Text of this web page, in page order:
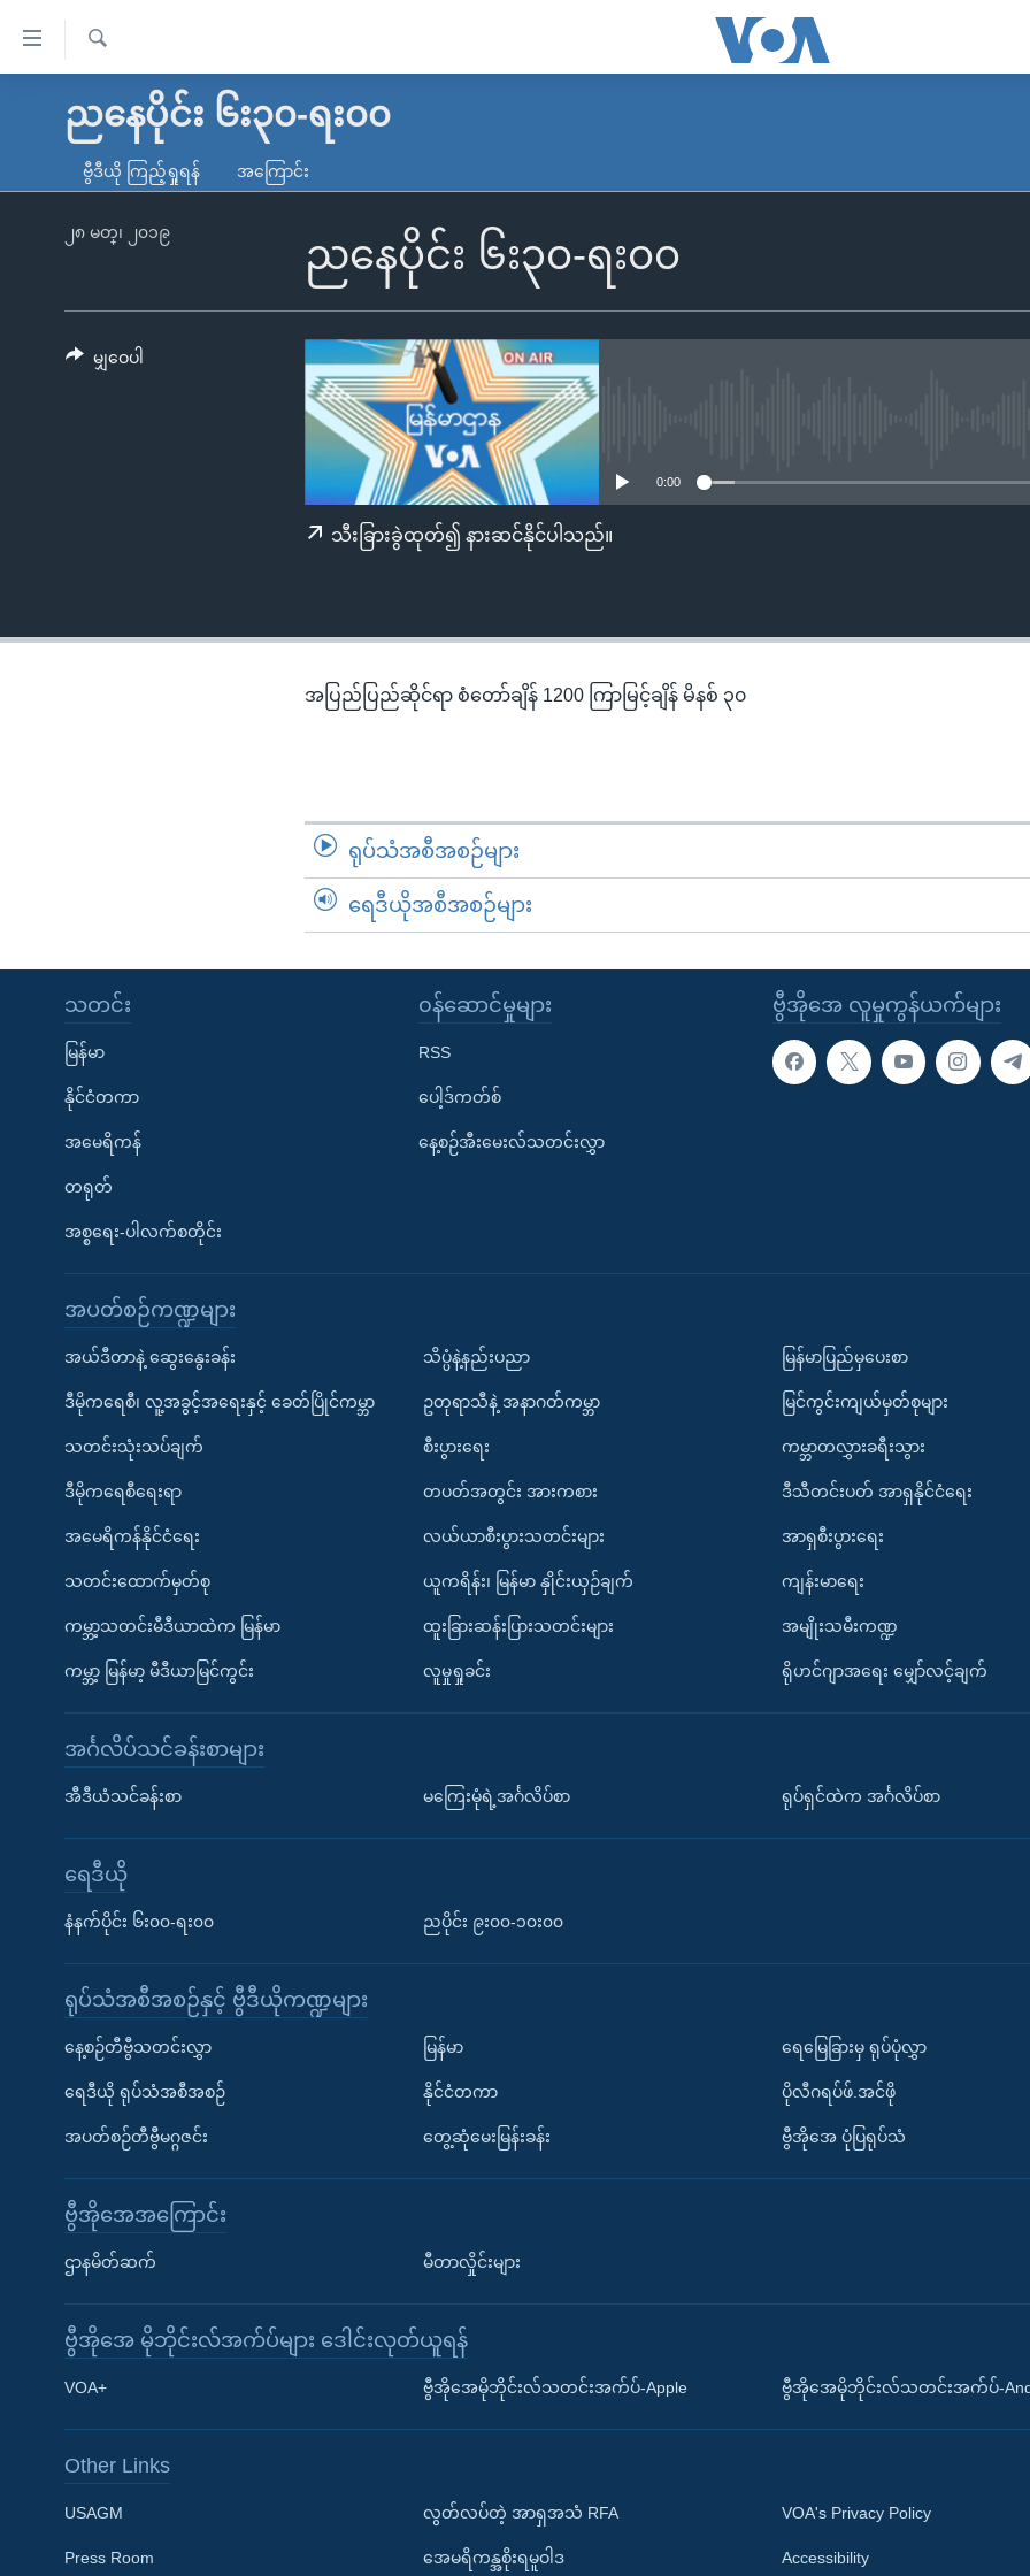
လွယ်ကူ
သည့်
ကျော်
မူလစာမျက်နှာ
ကမ္ဘာ့သတင်းများ
နိုင်ငံတကာ
တရုတ်
အစ္စရေး-ပါလက်စတိုင်း
ရပ်ဝန်းတခု လမ်းတခု အလွန်
အင်္ဂလိပ်စာလေ့လာမယ်
Learning English
ဘာသာစကားများ
ရ
လာ
ညနေပိုင်း ၆း၃၀-ရး၀၀
ဗွီဒီယို ကြည့်ရှုရန် အကြောင်း
ညနေပိုင်း ၆း၃၀-ရး၀၀
၂၈ မတ္၊ ၂၀၁၉
0:00
သီးခြားခွဲထုတ်၍ နားဆင်နိုင်ပါသည်။
မျှဝေပါ
အပြည်ပြည်ဆိုင်ရာ စံတော်ချိန် 1200 ကြာမြင့်ချိန် မိနစ် ၃၀
ရုပ်သံအစီအစဉ်များ
ရေဒီယိုအစီအစဉ်များ
ဗွီအိုအေ လူမှုကွန်ယက်များ
သတင်း
မြန်မာ
နိုင်ငံတကာ
အမေရိကန်
တရုတ်
အစ္စရေး-ပါလက်စတိုင်း
၀န်ဆောင်မှုများ
RSS
ပေါ့ဒ်ကတ်စ်
နေ့စဉ်အီးမေးလ်သတင်းလွှာ
အပတ်စဉ်ကဏ္ဍများ
အယ်ဒီတာနဲ့ ဆွေးနွေးခန်း
ဒီမိုကရေစီ၊ လူ့အခွင့်အရေးနှင့် ခေတ်ပြိုင်ကမ္ဘာ
သတင်းသုံးသပ်ချက်
ဒီမိုကရေစီရေးရာ
အမေရိကန်နိုင်ငံရေး
သတင်းထောက်မှတ်စု
ကမ္ဘာ့သတင်းမီဒီယာထဲက မြန်မာ
ကမ္ဘာ့ မြန်မာ့ မီဒီယာမြင်ကွင်း
သိပ္ပံနဲ့နည်းပညာ
ဥတုရာသီနဲ့ အနာဂတ်ကမ္ဘာ
စီးပွားရေး
တပတ်အတွင်း အားကစား
လယ်ယာစီးပွားသတင်းများ
ယူကရိန်း၊ မြန်မာ နှိုင်းယှဉ်ချက်
ထူးခြားဆန်းပြားသတင်းများ
လူမှုရှုခင်း
မြန်မာပြည်မှပေးစာ
မြင်ကွင်းကျယ်မှတ်စုများ
ကမ္ဘာတလွှားခရီးသွား
ဒီသီတင်းပတ် အာရှနိုင်ငံရေး
အာရှစီးပွားရေး
ကျန်းမာရေး
အမျိုးသမီးကဏ္ဍ
ရိုဟင်ဂျာအရေး မျှော်လင့်ချက်
အင်္ဂလိပ်သင်ခန်းစာများ
အီဒီယံသင်ခန်းစာ မကြေးမုံရဲ့အင်္ဂလိပ်စာ ရုပ်ရှင်ထဲက အင်္ဂလိပ်စာ
ရေဒီယို
နံနက်ပိုင်း ၆း၀၀-ရး၀၀ ညပိုင်း ၉း၀၀-၁၀း၀၀
ရုပ်သံအစီအစဉ်နှင့် ဗွီဒီယိုကဏ္ဍများ
နေ့စဉ်တီဗွီသတင်းလွှာ
ရေဒီယို ရုပ်သံအစီအစဉ်
အပတ်စဉ်တီဗွီမဂ္ဂဇင်း
မြန်မာ
နိုင်ငံတကာ
တွေ့ဆုံမေးမြန်းခန်း
ရေမြေခြားမှ ရုပ်ပုံလွှာ
ပိုလီဂရပ်ဖ်.အင်ဖို
ဗွီအိုအေ ပုံပြရုပ်သံ
ဗွီအိုအေအကြောင်း
ဌာနမိတ်ဆက် မီတာလှိုင်းများ
ဗွီအိုအေ မိုဘိုင်းလ်အက်ပ်များ ဒေါင်းလုတ်ယူရန်
VOA+ ဗွီအိုအေမိုဘိုင်းလ်သတင်းအက်ပ်-Apple ဗွီအိုအေမိုဘိုင်းလ်သတင်းအက်ပ်-
Other Links
USAGM
Press Room
လွတ်လပ်တဲ့ အာရှအသံ RFA
အေမရိကန္အစိုးရမူဝါဒ
VOA's Privacy Policy
Accessibility